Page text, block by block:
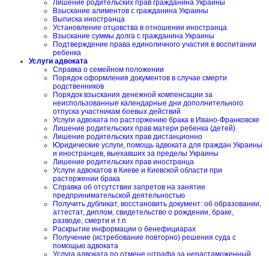
Лишение родительских прав гражданина Украины
Взыскание алиментов с гражданина Украины
Выписка иностранца
Установление отцовства в отношении иностранца
Взыскание суммы долга с гражданина Украины
Подтверждение права единоличного участия в воспитании
ребенка
Услуги адвоката
Справка о семейном положении
Порядок оформления документов в случае смерти
родственников
Порядок взыскания денежной компенсации за
неиспользованные календарные дни дополнительного
отпуска участникам боевых действий
Услуги адвоката по расторжению брака в Ивано-Франковске
Лишение родительских прав матери ребенка (детей)
Лишение родительских прав дистанционно
Юридические услуги, помощь адвоката для граждан Украины
и иностранцев, выехавших за пределы Украины
Лишение родительских прав иностранца
Услуги адвокатов в Киеве и Киевской области при
расторжении брака
Справка об отсутствии запретов на занятие
предпринимательской деятельностью
Получить дубликат, восстановить документ: об образовании,
аттестат, диплом, свидетельство о рождении, браке,
разводе, смерти и т.п
Раскрытие информации о бенефициарах
Получение (истребование повторно) решения суда с
помощью адвоката